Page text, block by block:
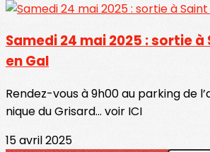
Samedi 24 mai 2025 : sortie à
en Gal
Rendez-vous à 9h00 au parking de
nique du Grisard... voir ICI
15 avril 2025